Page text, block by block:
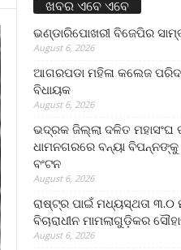
ଖବର ଏବେ ଏବେ
ଭଣ୍ଡାରିପୋଖରୀ ବିଜେପିର
August 6, 2026
ଆଗରପଡା ମହିଳା କଲେଜ
ବିଧାୟକ
August 6, 2026
ଭଦ୍ରକ ଜିଲ୍ଲା ଦଳିତ ମହାସଂଘ
ଧାମନଗରରେ ବନ୍ୟା
ବଂଟନ
August 6, 2026
ରାଷ୍ଟ୍ର ପାଇଁ ମଧ୍ୟସ୍ଥତା ୩.୦
ବିଚାରାଧୀନ ମାମଲାଗୁଡ଼ିକର
August 6, 2026